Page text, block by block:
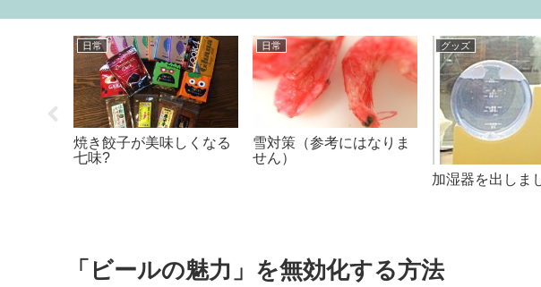
うなった？
食べ物
お気に入りの調味料
日常
夏味のお稲荷さん
本
元Google
が教える
Google
で・・
「ビールの魅力」を無効化する方法